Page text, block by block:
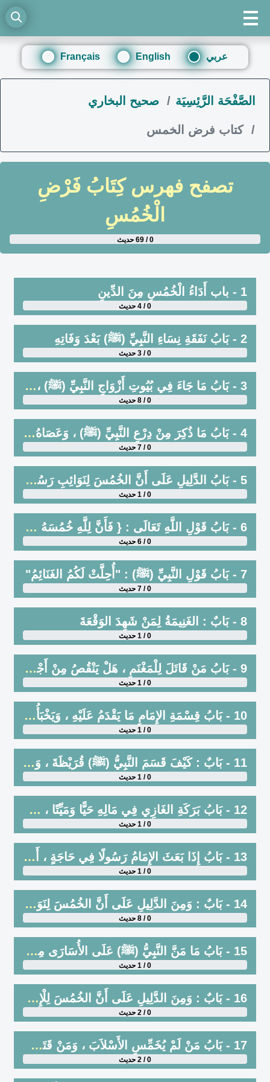
Français English عربي
الصَّفْحَة الرَّئِسِيَة صحيح البخاري
كتاب فرض الخمس
تصفح فهرسكِتَابُ فَرْضِ
الْخُمُسِ
0 / 69 حديث
1 - باب أَدَاءُ الْخُمُسِ مِنَ الدِّينِ
0 / 4 حديث
2 - بَابُ نَفَقَةِ نِسَاءِ النَّبِيِّ (ﷺ) بَعْدَ وَفَاتِهِ
0 / 3 حديث
3 - بَابُ مَا جَاءَ فِي بُيُوتِ أَزْوَاجِ النَّبِيِّ (ﷺ) ، وَمَا نُسِبَ مِنَ البُيُوتِ إِلَيْهِنَّ
0 / 8 حديث
4 - بَابُ مَا ذُكِرَ مِنْ دِرْعِ النَّبِيِّ (ﷺ) ، وَعَصَاهُ ، وَسَيْفِهِ وَقَدَحِهِ ، وَخَاتَمِهِ ، وَمَا اسْتَعْمَلَ الخُلَفَاءُ بَعْدَهُ مِنْ ذَلِكَ مِمَّا لَمْ يُذْكَرْ قِسْمَتُهُ ، وَمِنْ شَعَرِهِ ، وَنَعْلِهِ ، وَآنِيَتِهِ مِمَّا يَتَبَرَّكُ أَصْحَابُهُ وَغَيْرُهُمْ بَعْدَ وَفَاتِهِ
0 / 7 حديث
5 - بَابُ الدَّلِيلِ عَلَى أَنَّ الخُمُسَ لِنَوَائِبِ رَسُولِ اللَّهِ (ﷺ) وَالمَسَاكِينِ وَإِيثَارِ النَّبِيِّ (ﷺ) أَهْلَ الصُّفَّةِ وَالأَرَامِلَ ، حِينَ سَأَلَتْهُ فَاطِمَةُ ، وَشَكَتْ إِلَيْهِ الطَّحْنَ وَالرَّحَى : أَنْ يُخْدِمَهَا مِنَ السَّبْيِ ، فَوَكَلَهَا إِلَى اللَّهِ
0 / 1 حديث
6 - بَابُ قَوْلِ اللَّهِ تَعَالَى : { فَأَنَّ لِلَّهِ خُمُسَهُ وَلِلرَّسُولِ } [الأنفال: 41]
0 / 6 حديث
7 - بَابُ قَوْلِ النَّبِيِّ (ﷺ) : "أُحِلَّتْ لَكُمُ الغَنَائِمُ"
0 / 7 حديث
8 - بَابٌ : الغَنِيمَةُ لِمَنْ شَهِدَ الوَقْعَةَ
0 / 1 حديث
9 - بَابُ مَنْ قَاتَلَ لِلْمَغْنَمِ ، هَلْ يَنْقُصُ مِنْ أَجْرِهِ ؟
0 / 1 حديث
10 - بَابُ قِسْمَةِ الإِمَامِ مَا يَقْدَمُ عَلَيْهِ ، وَيَخْبَأُ لِمَنْ لَمْ يَحْضُرْهُ أَوْ غَابَ عَنْهُ
0 / 1 حديث
11 - بَابٌ : كَيْفَ قَسَمَ النَّبِيُّ (ﷺ) قُرَيْظَةَ ، وَالنَّضِيرَ وَمَا أَعْطَى مِنْ ذَلِكَ فِي نَوَائِبِهِ
0 / 1 حديث
12 - بَابُ بَرَكَةِ الغَازِي فِي مَالِهِ حَيًّا وَمَيِّتًا ، مَعَ النَّبِيِّ (ﷺ) وَوُلاَةِ الأَمْرِ
0 / 1 حديث
13 - بَابُ إِذَا بَعَثَ الإِمَامُ رَسُولًا فِي حَاجَةٍ ، أَوْ أَمَرَهُ بِالْمُقَامِ هَلْ يُسْهَمُ لَهُ
0 / 1 حديث
14 - بَابٌ : وَمِنَ الدَّلِيلِ عَلَى أَنَّ الخُمُسَ لِنَوَائِبِ المُسْلِمِينَ
0 / 8 حديث
15 - بَابُ مَا مَنَّ النَّبِيُّ (ﷺ) عَلَى الأُسَارَى مِنْ غَيْرِ أَنْ يُخَمِّسَ
0 / 1 حديث
16 - بَابٌ : وَمِنَ الدَّلِيلِ عَلَى أَنَّ الخُمُسَ لِلْإِمَامِ وَأَنَّهُ يُعْطِي بَعْضَ قَرَابَتِهِ دُونَ بَعْضٍ مَا قَسَمَ النَّبِيُّ (ﷺ) لِبَنِي المُطَّلِبِ ، وَبَنِي هَاشِمٍ مِنْ خُمُسِ خَيْبَرَ
0 / 2 حديث
17 - بَابُ مَنْ لَمْ يُخَمِّسِ الأَسْلاَبَ ، وَمَنْ قَتَلَ قَتِيلًا فَلَهُ سَلَبُهُ مِنْ غَيْرِ أَنْ يُخَمِّسَ ، وَحُكْمِ الإِمَامِ فِيهِ
0 / 2 حديث